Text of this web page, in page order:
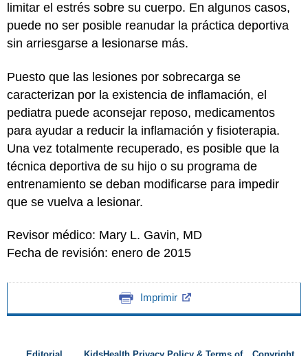
limitar el estrés sobre su cuerpo. En algunos casos,
puede no ser posible reanudar la práctica deportiva
sin arriesgarse a lesionarse más.
Puesto que las lesiones por sobrecarga se
caracterizan por la existencia de inflamación, el
pediatra puede aconsejar reposo, medicamentos
para ayudar a reducir la inflamación y fisioterapia.
Una vez totalmente recuperado, es posible que la
técnica deportiva de su hijo o su programa de
entrenamiento se deban modificarse para impedir
que se vuelva a lesionar.
Revisor médico: Mary L. Gavin, MD
Fecha de revisión: enero de 2015
Imprimir